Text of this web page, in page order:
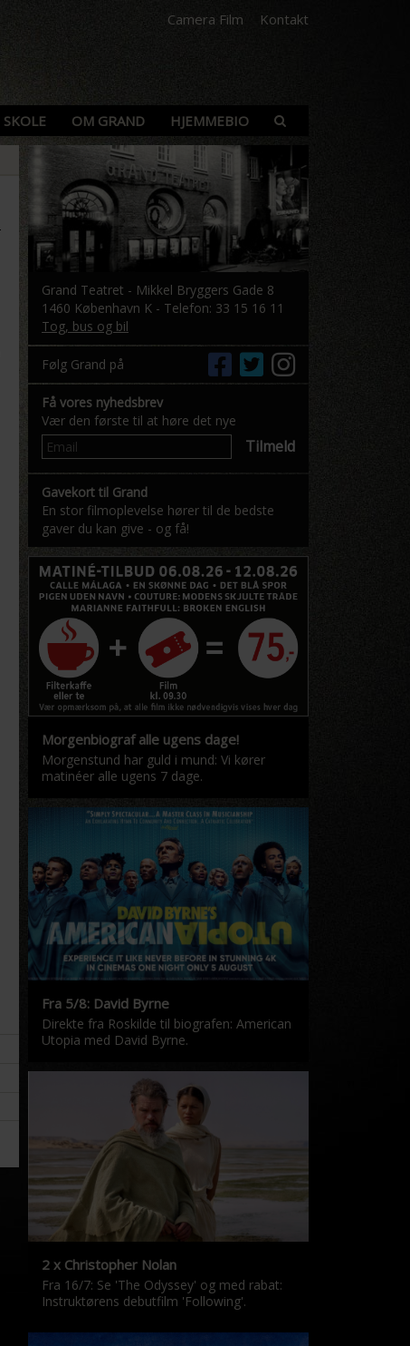
Camera Film Kontakt
SKOLE OM GRAND HJEMMEBIO
Grand Teatret - Mikkel Bryggers Gade 8
1460 København K - Telefon: 33 15 16 11
Tog, bus og bil
Følg Grand på
Få vores nyhedsbrev
Vær den første til at høre det nye
Tilmeld
Gavekort til Grand
En stor filmoplevelse hører til de bedste
gaver du kan give - og få!
Morgenbiograf alle ugens dage!
Morgenstund har guld i mund: Vi kører
matinéer alle ugens 7 dage.
Fra 5/8: David Byrne
Direkte fra Roskilde til biografen: American
Utopia med David Byrne.
2 x Christopher Nolan
Fra 16/7: Se 'The Odyssey' og med rabat:
Instruktørens debutfilm 'Following'.